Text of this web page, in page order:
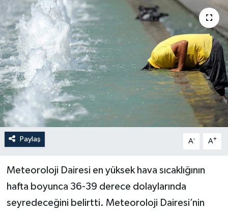
Paylaş A- A+
Meteoroloji Dairesi en yüksek hava sıcaklığının
hafta boyunca 36-39 derece dolaylarında
seyredeceğini belirtti. Meteoroloji Dairesi’nin